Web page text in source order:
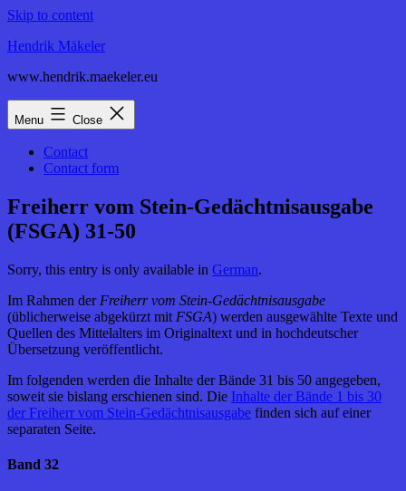
Skip to content
Hendrik Mäkeler
www.hendrik.maekeler.eu
Menu Close
Contact
Contact form
Freiherr vom Stein-Gedächtnisausgabe
(FSGA) 31-50
Sorry, this entry is only available in German.
Im Rahmen der Freiherr vom Stein-Gedächtnisausgabe
(üblicherweise abgekürzt mit FSGA) werden ausgewählte Texte und
Quellen des Mittelalters im Originaltext und in hochdeutscher
Übersetzung veröffentlicht.
Im folgenden werden die Inhalte der Bände 31 bis 50 angegeben,
soweit sie bislang erschienen sind. Die Inhalte der Bände 1 bis 30
der Freiherr vom Stein-Gedächtnisausgabe finden sich auf einer
separaten Seite.
Band 32